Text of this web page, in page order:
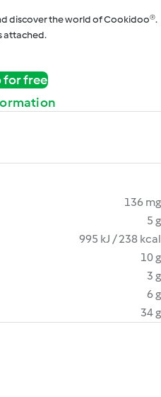
discover the world of Cookidoo®.
attached.
for free
136 mg
5 g
995 kJ / 238 kcal
10 g
3 g
6 g
34 g